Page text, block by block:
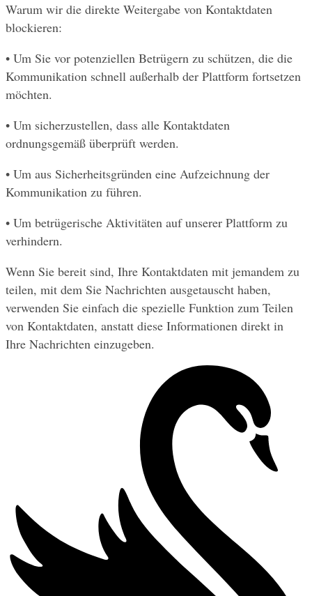
Warum wir die direkte Weitergabe von Kontaktdaten
blockieren:
• Um Sie vor potenziellen Betrügern zu schützen, die die
Kommunikation schnell außerhalb der Plattform fortsetzen
möchten.
• Um sicherzustellen, dass alle Kontaktdaten
ordnungsgemäß überprüft werden.
• Um aus Sicherheitsgründen eine Aufzeichnung der
Kommunikation zu führen.
• Um betrügerische Aktivitäten auf unserer Plattform zu
verhindern.
Wenn Sie bereit sind, Ihre Kontaktdaten mit jemandem zu
teilen, mit dem Sie Nachrichten ausgetauscht haben,
verwenden Sie einfach die spezielle Funktion zum Teilen
von Kontaktdaten, anstatt diese Informationen direkt in
Ihre Nachrichten einzugeben.